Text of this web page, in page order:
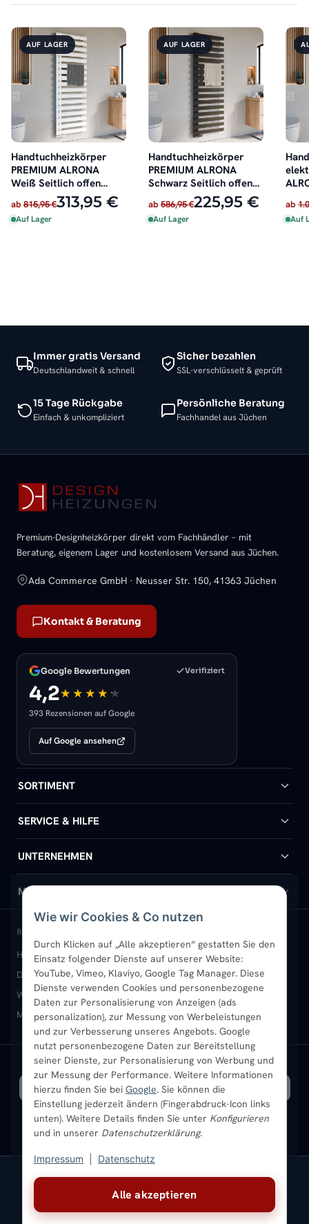
Alle akzeptieren
Wie wir Cookies & Co nutzen
Durch Klicken auf „Alle akzeptieren“ gestatten Sie den
Einsatz folgender Dienste auf unserer Website:
YouTube, Vimeo, Klaviyo, Google Tag Manager. Diese
Dienste verwenden Cookies und personenbezogene
Daten zur Personalisierung von Anzeigen (ads
personalization), zur Messung von Werbeleistungen
und zur Verbesserung unseres Angebots. Google
nutzt personenbezogene Daten zur Bereitstellung
seiner Dienste, zur Personalisierung von Werbung und
zur Messung der Performance. Weitere Informationen
hierzu finden Sie bei Google. Sie können die
Einstellung jederzeit ändern (Fingerabdruck-Icon links
unten). Weitere Details finden Sie unter Konfigurieren
und in unserer Datenschutzerklärung.
Impressum Datenschutz
AUF LAGER
Handtuchheizkörper
PREMIUM ALRONA
Weiß Seitlich offen
rechts oder links
ab 815,95 €313,95 €
Auf Lager
AUF LAGER
Handtuchheizkörper
PREMIUM ALRONA
Schwarz Seitlich offen
rechts oder links
ab 586,95 €225,95 €
Auf Lager
ab
Auf
Immer gratis Versand
Deutschlandweit & schnell
Sicher bezahlen
SSL-verschlüsselt & geprüft
15 Tage Rückgabe
Einfach & unkompliziert
Persönliche Beratung
Fachhandel aus Jüchen
Premium-Designheizkörper direkt vom Fachhändler – mit
Beratung, eigenem Lager und kostenlosem Versand aus Jüchen.
Ada Commerce GmbH · Neusser Str. 150, 41363 Jüchen
Kontakt & Beratung
Google Bewertungen Verifiziert
4,2
393 Rezensionen auf Google
Auf Google ansehen
SORTIMENT
Badheizkörper
Handtuchheizkörper
Design-Heizkörper
Paneelheizkörper
Vertikal-Heizkörper
Heizkörper-Zubehör
SERVICE & HILFE
Hilfe & Kontakt
Versand & Lieferung
Rückgabe & Widerruf
Garantie & Gewährleistung
Montageservice vor Ort
Sendung verfolgen
UNTERNEHMEN
Wir über uns
Standort & Abholung Jüchen
B2B-Kunden
Karriere
Ratgeber
Bestpreisgarantie
MEIN KONTO
Anmelden / Mein Konto
Merkliste
Newsletter
Aktuelle Angebote
BELIEBTE KATEGORIEN
Heizkörper kaufenBadheizkörperHandtuchheizkörper
Design-HeizkörperPaneelheizkörperVertikal-Heizkörper
Wandheizkörper Wohnraum-Heizkörper Badheizkörper Schwarz
Mischbetrieb-HeizkörperHeizkörper-ZubehörAktuelle Angebote
VERSAND MIT
* Alle Preise inkl. gesetzlicher USt. |Kostenloser Versand